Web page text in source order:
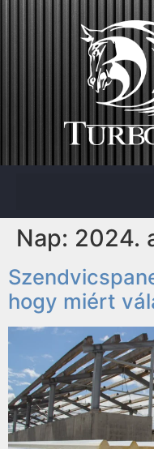
Nap: 2024.
hogy miért